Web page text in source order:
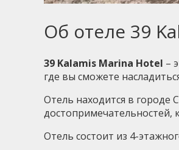
Об отеле 39
39 Kalamis Marina Hotel –
где вы сможете
Отель находится в городе
достопримечательностей,
Отель состоит из 4-